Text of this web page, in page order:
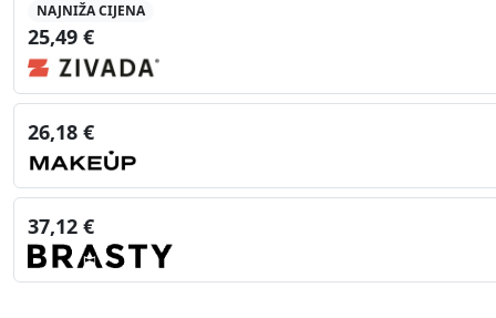
NAJNIŽA CIJENA
25,49 €
26,18 €
37,12 €